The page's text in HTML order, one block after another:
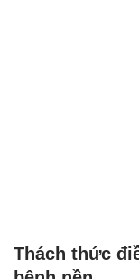
Thách thức